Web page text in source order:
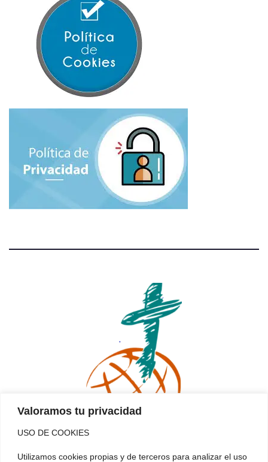
Valoramos tu privacidad
USO DE COOKIES
Utilizamos cookies propias y de terceros para analizar el uso
La Inmaculada